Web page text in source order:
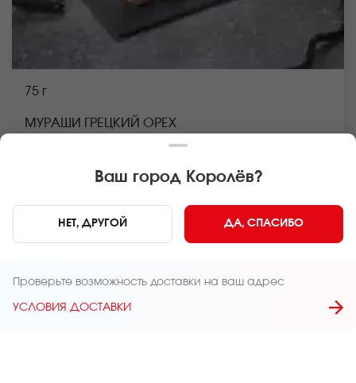
75 г
МУРАШИ ГРЕЦКИЙ ОРЕХ
отличаться от фото на сайте.
Ваш город Королёв?
НЕТ, ДРУГОЙ ДА, СПАСИБО
Проверьте возможность доставки на ваш адрес
УСЛОВИЯ ДОСТАВКИ